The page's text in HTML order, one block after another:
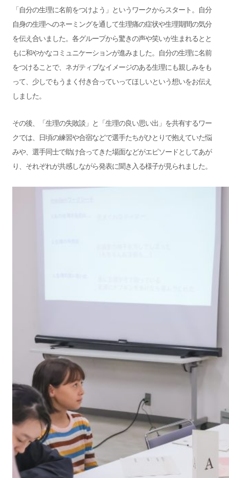
「自分の生理に名前をつけよう」というワークからスタート。自分
自身の生理へのネーミングを通して生理痛の症状や生理期間の気分
を伝え合いました。各グループから驚きの声や笑いが生まれるとと
もに和やかなコミュニケーションが進みました。自分の生理に名前
をつけることで、ネガティブなイメージのある生理にも親しみをも
って、少しでもうまく付き合っていってほしいという想いをお伝え
しました。
その後、「生理の失敗談」と「生理の良い思い出」を共有するワー
クでは、日頃の練習や合宿などで選手たちがひとりで抱えていた悩
みや、選手同士で助け合ってきた場面などがエピソードとしてあが
り、それぞれが共感しながら発表に聞き入る様子が見られました。